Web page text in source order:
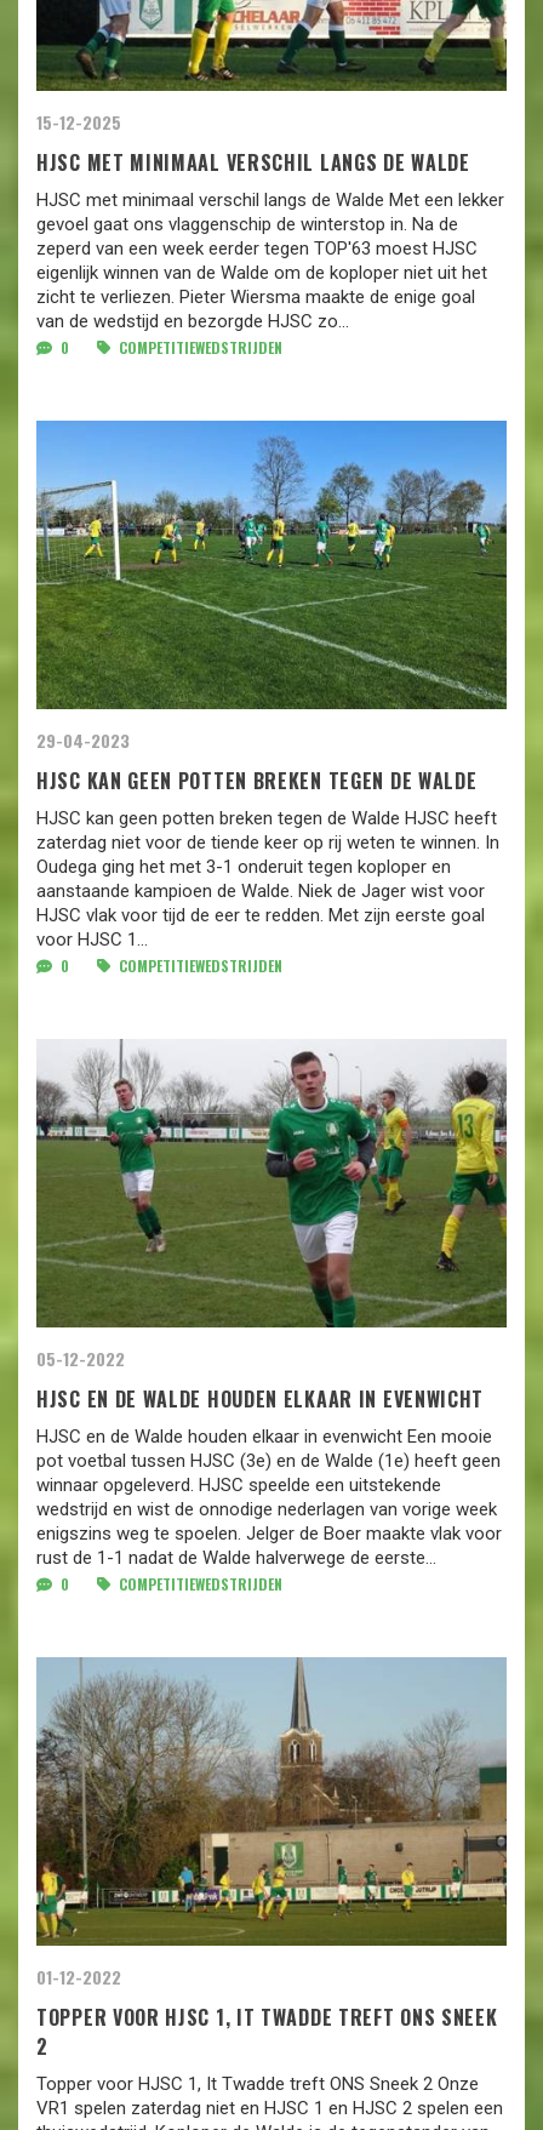
15-12-2025
HJSC MET MINIMAAL VERSCHIL LANGS DE WALDE
HJSC met minimaal verschil langs de Walde Met een lekker
gevoel gaat ons vlaggenschip de winterstop in. Na de
zeperd van een week eerder tegen TOP'63 moest HJSC
eigenlijk winnen van de Walde om de koploper niet uit het
zicht te verliezen. Pieter Wiersma maakte de enige goal
van de wedstijd en bezorgde HJSC zo...
0 COMPETITIEWEDSTRIJDEN
29-04-2023
HJSC KAN GEEN POTTEN BREKEN TEGEN DE WALDE
HJSC kan geen potten breken tegen de Walde HJSC heeft
zaterdag niet voor de tiende keer op rij weten te winnen. In
Oudega ging het met 3-1 onderuit tegen koploper en
aanstaande kampioen de Walde. Niek de Jager wist voor
HJSC vlak voor tijd de eer te redden. Met zijn eerste goal
voor HJSC 1...
0 COMPETITIEWEDSTRIJDEN
05-12-2022
HJSC EN DE WALDE HOUDEN ELKAAR IN EVENWICHT
HJSC en de Walde houden elkaar in evenwicht Een mooie
pot voetbal tussen HJSC (3e) en de Walde (1e) heeft geen
winnaar opgeleverd. HJSC speelde een uitstekende
wedstrijd en wist de onnodige nederlagen van vorige week
enigszins weg te spoelen. Jelger de Boer maakte vlak voor
rust de 1-1 nadat de Walde halverwege de eerste...
0 COMPETITIEWEDSTRIJDEN
01-12-2022
TOPPER VOOR HJSC 1, IT TWADDE TREFT ONS SNEEK
2
Topper voor HJSC 1, It Twadde treft ONS Sneek 2 Onze
VR1 spelen zaterdag niet en HJSC 1 en HJSC 2 spelen een